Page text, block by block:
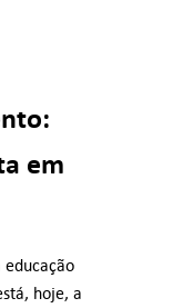
em
educação
hoje, a